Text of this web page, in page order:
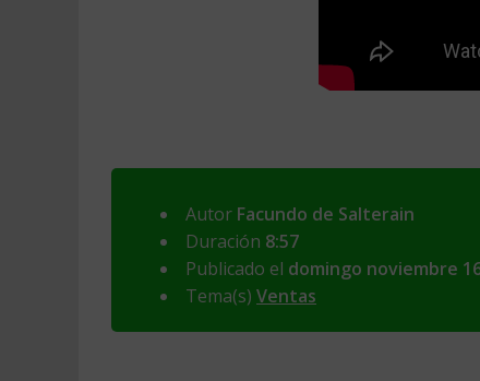
Autor Facundo de Salterain
Duración 8:57
Publicado el domingo noviembre
Tema(s) Ventas